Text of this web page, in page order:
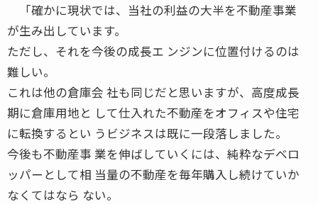
「確かに現状では、当社の利益の大半を不動産事業
が生み出しています。
ただし、それを今後の成長エ ンジンに位置付けるのは
難しい。
これは他の倉庫会 社も同じだと思いますが、高度成長
期に倉庫用地と して仕入れた不動産をオフィスや住宅
に転換するとい うビジネスは既に一段落しました。
今後も不動産事 業を伸ばしていくには、純粋なデベロ
ッパーとして相 当量の不動産を毎年購入し続けていか
なくてはなら ない。